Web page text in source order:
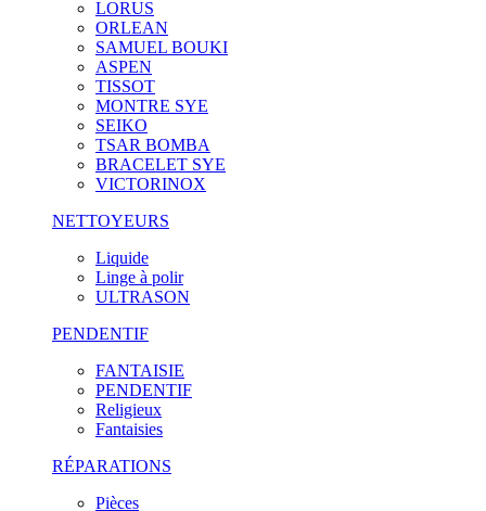
LORUS
ORLEAN
SAMUEL BOUKI
ASPEN
TISSOT
MONTRE SYE
SEIKO
TSAR BOMBA
BRACELET SYE
VICTORINOX
NETTOYEURS
Liquide
Linge à polir
ULTRASON
PENDENTIF
FANTAISIE
PENDENTIF
Religieux
Fantaisies
RÉPARATIONS
Pièces